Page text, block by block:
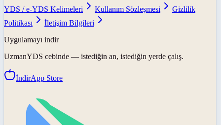
YDS / e-YDS Kelimeleri
Kullanım Sözleşmesi
Gizlilik
Politikası
İletişim Bilgileri
Uygulamayı indir
UzmanYDS cebinde — istediğin an, istediğin yerde çalış.
İndirApp Store